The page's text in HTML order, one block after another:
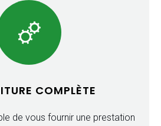
COMPLÈTE
de vous fournir une prestation